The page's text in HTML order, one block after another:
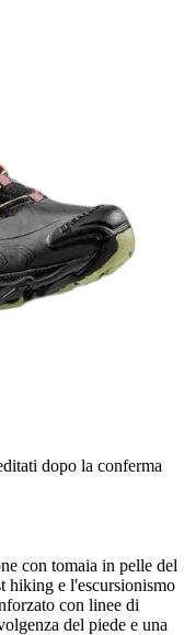
dopo la conferma
con tomaia in pelle del
hiking e l'escursionismo
con linee di
del piede e una